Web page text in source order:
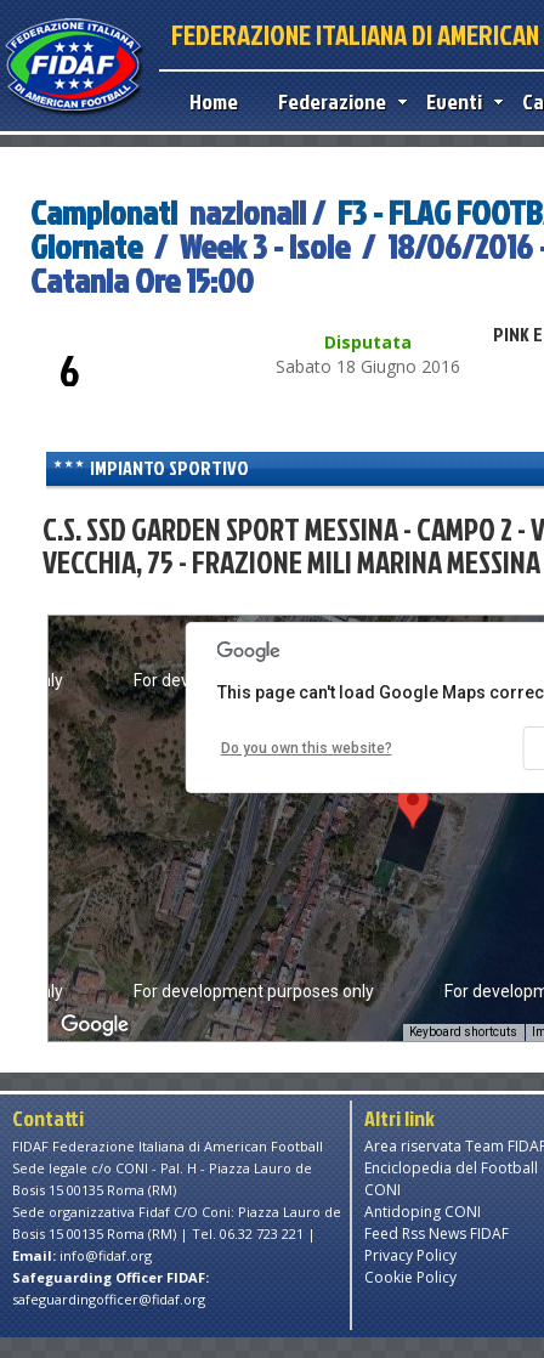
FEDERAZIONE ITALIANA DI
Home Federazione Eventi
Campionati nazionali / F3 - FLAG
Giornate/ Week 3 - Isole / 18/06/2016
Catania Ore 15:00
Disputata
Sabato 18 Giugno 2016
PINK
6
IMPIANTO SPORTIVO
C.S. SSD GARDEN SPORT MESSINA - CAMPO 2
VECCHIA, 75 - FRAZIONE MILI MARINA
For
For
only
For development purposes only
For development purposes only
only
Keyboard shortcuts
This page can't load Google Maps
Do you own this website?
Contatti
FIDAF Federazione Italiana di American Football
Sede legale c/o CONI - Pal. H - Piazza Lauro de
Bosis 15 00135 Roma (RM)
Sede organizzativa Fidaf C/O Coni: Piazza Lauro de
Bosis 15 00135 Roma (RM) | Tel. 06.32 723 221 |
Email: info@fidaf.org
Safeguarding Officer FIDAF:
safeguardingofficer@fidaf.org
Altri link
Area riservata Team
Enciclopedia del Football
CONI
Antidoping CONI
Feed Rss News FIDAF
Privacy Policy
Cookie Policy